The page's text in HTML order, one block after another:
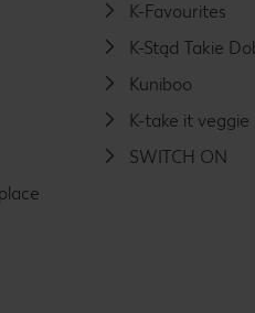
K-Favourites
K-Stąd Takie
Kuniboo
K-take it veggie
SWITCH ON